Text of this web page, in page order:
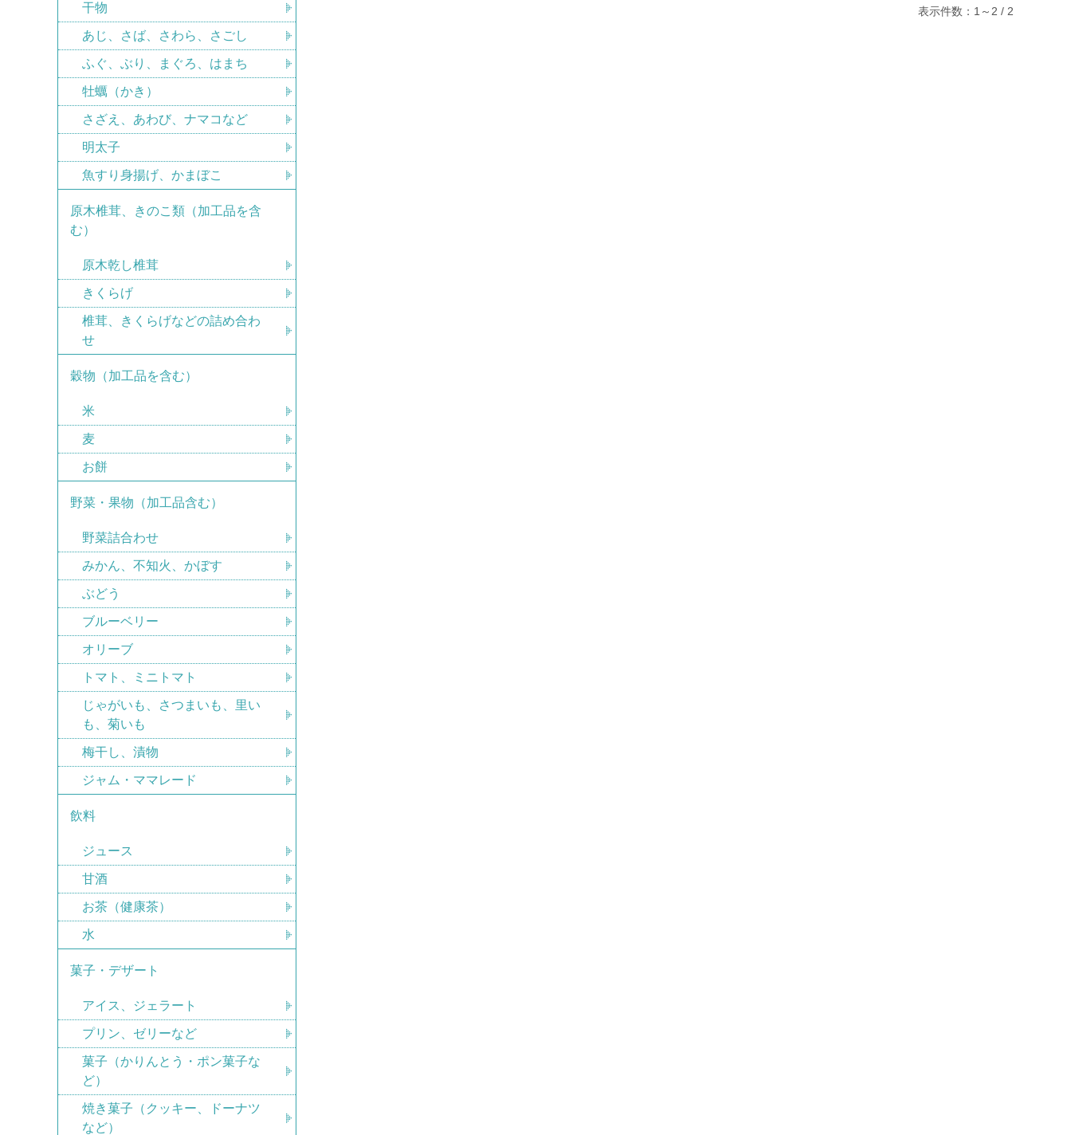
表示件数：1～2 / 2
干物
あじ、さば、さわら、さごし
ふぐ、ぶり、まぐろ、はまち
牡蠣（かき）
さざえ、あわび、ナマコなど
明太子
魚すり身揚げ、かまぼこ
原木椎茸、きのこ類（加工品を含
む）
原木乾し椎茸
きくらげ
椎茸、きくらげなどの詰め合わ
せ
穀物（加工品を含む）
米
麦
お餅
野菜・果物（加工品含む）
野菜詰合わせ
みかん、不知火、かぼす
ぶどう
ブルーベリー
オリーブ
トマト、ミニトマト
じゃがいも、さつまいも、里い
も、菊いも
梅干し、漬物
ジャム・ママレード
飲料
ジュース
甘酒
お茶（健康茶）
水
菓子・デザート
アイス、ジェラート
プリン、ゼリーなど
菓子（かりんとう・ポン菓子な
ど）
焼き菓子（クッキー、ドーナツ
など）